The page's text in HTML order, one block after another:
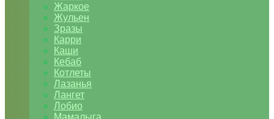
Жаркое
Жульен
Зразы
Карри
Каши
Кебаб
Котлеты
Лазанья
Лангет
Лобио
Мамалыга